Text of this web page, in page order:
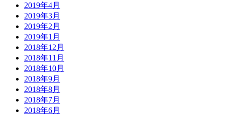
2019年4月
2019年3月
2019年2月
2019年1月
2018年12月
2018年11月
2018年10月
2018年9月
2018年8月
2018年7月
2018年6月